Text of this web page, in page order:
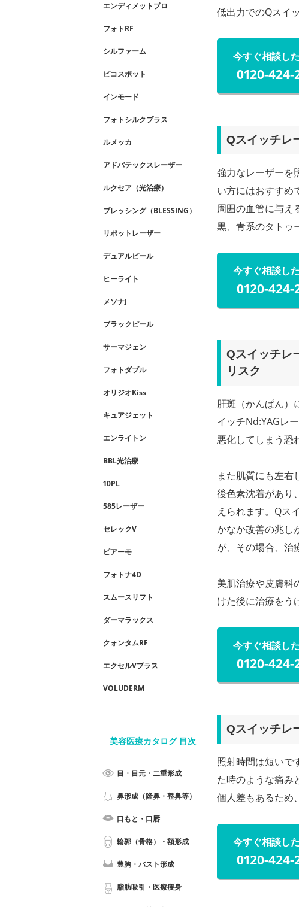
低出力でのQスイ
今すぐ相談し
0120-424-
Qスイッチレ
強力なレーザーを
い方にはおすすめ
周囲の血管に与え
黒、青系のタトゥ
今すぐ相談し
0120-424-
Qスイッチレ
リスク
肝斑（かんぱん）
イッチNd:YAGレ
悪化してしまう恐
また肌質にも左右
後色素沈着があり
えられます。Qス
かなか改善の兆し
が、その場合、治
美肌治療や皮膚科
けた後に治療をう
今すぐ相談し
0120-424-
Qスイッチレ
照射時間は短いで
た時のような痛み
個人差もあるため
今すぐ相談し
0120-424-
エンディメットプロ
フォトRF
シルファーム
ピコスポット
インモード
フォトシルクプラス
ルメッカ
アドバテックスレーザー
ルクセア（光治療）
ブレッシング（BLESSING）
リポットレーザー
デュアルピール
ヒーライト
メソナJ
ブラックピール
サーマジェン
フォトダブル
オリジオKiss
キュアジェット
エンライトン
BBL光治療
10PL
585レーザー
セレックV
ピアーモ
フォトナ4D
スムースリフト
ダーマラックス
クォンタムRF
エクセルVプラス
VOLUDERM
美容医療カタログ 目次
目・目元・二重形成
鼻形成（隆鼻・整鼻等）
口もと・口唇
輪郭（骨格）・額形成
豊胸・バスト形成
脂肪吸引・医療痩身